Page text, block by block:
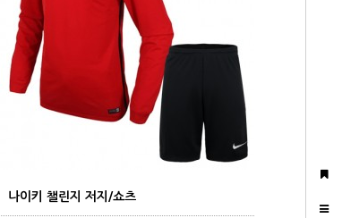
나이키 챌린지 저지/쇼츠